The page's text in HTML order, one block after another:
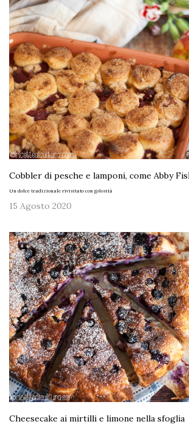
Cobbler di pesche e lamponi, come Abby
Un dolce tradizionale rivisitato con golosità
15 Agosto 2020
Cheesecake ai mirtilli e limone nella sfoglia